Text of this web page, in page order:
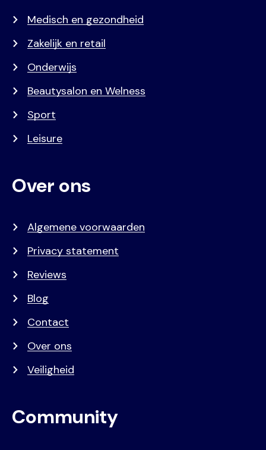
Medisch en gezondheid
Zakelijk en retail
Onderwijs
Beautysalon en Welness
Sport
Leisure
Over ons
Algemene voorwaarden
Privacy statement
Reviews
Blog
Contact
Over ons
Veiligheid
Community